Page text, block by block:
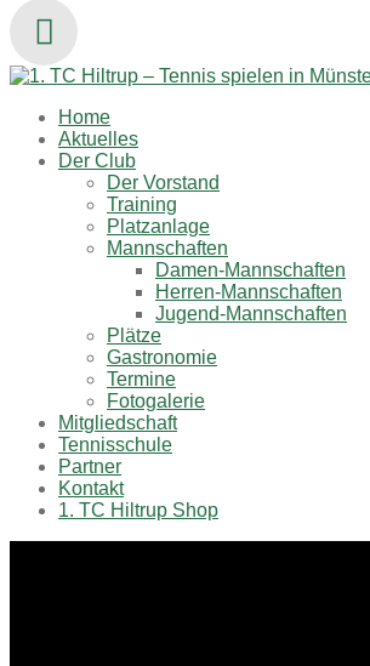
Home
Aktuelles
Der Club
Der Vorstand
Training
Platzanlage
Mannschaften
Damen-Mannschaften
Herren-Mannschaften
Jugend-Mannschaften
Plätze
Gastronomie
Termine
Fotogalerie
Mitgliedschaft
Tennisschule
Partner
Kontakt
1. TC Hiltrup Shop